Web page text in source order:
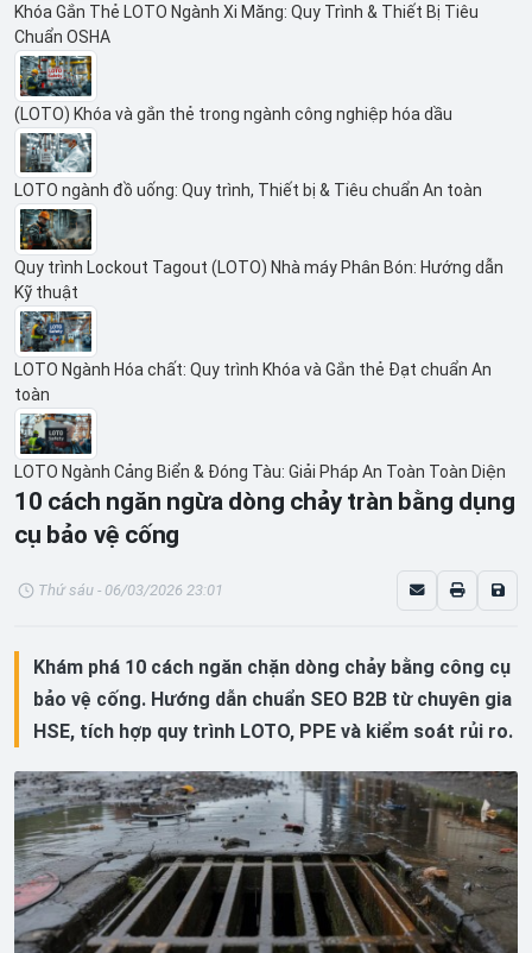
Khóa Gắn Thẻ LOTO Ngành Xi Măng: Quy Trình & Thiết Bị Tiêu
Chuẩn OSHA
(LOTO) Khóa và gắn thẻ trong ngành công nghiệp hóa dầu
LOTO ngành đồ uống: Quy trình, Thiết bị & Tiêu chuẩn An toàn
Quy trình Lockout Tagout (LOTO) Nhà máy Phân Bón: Hướng dẫn
Kỹ thuật
LOTO Ngành Hóa chất: Quy trình Khóa và Gắn thẻ Đạt chuẩn An
toàn
LOTO Ngành Cảng Biển & Đóng Tàu: Giải Pháp An Toàn Toàn Diện
10 cách ngăn ngừa dòng chảy tràn bằng dụng
cụ bảo vệ cống
Thứ sáu - 06/03/2026 23:01
Khám phá 10 cách ngăn chặn dòng chảy bằng công cụ
bảo vệ cống. Hướng dẫn chuẩn SEO B2B từ chuyên gia
HSE, tích hợp quy trình LOTO, PPE và kiểm soát rủi ro.